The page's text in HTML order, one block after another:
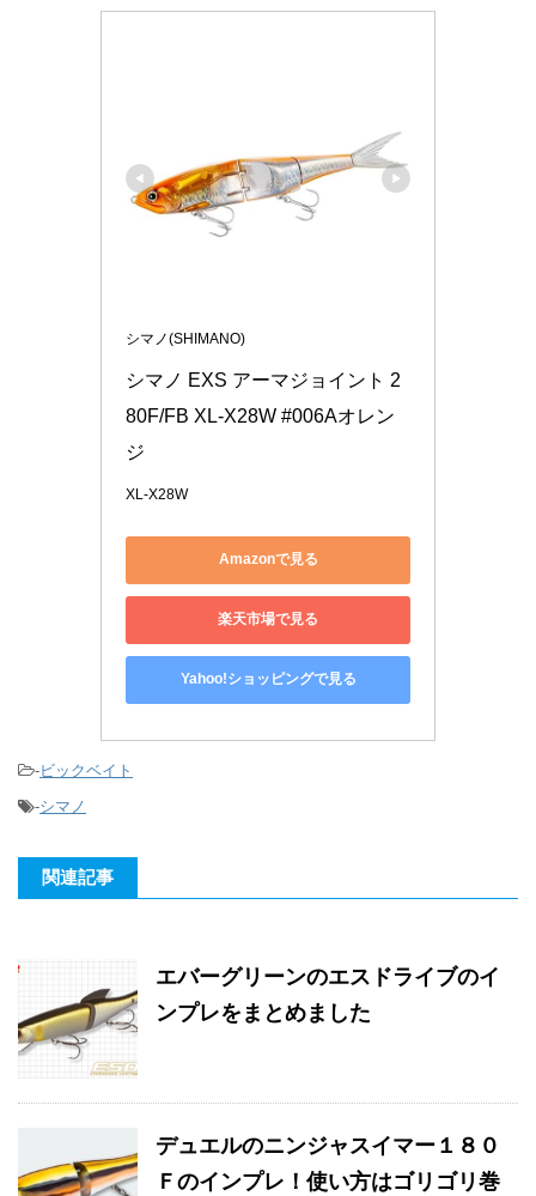
シマノ(SHIMANO)
シマノ EXS アーマジョイント 2
80F/FB XL-X28W #006Aオレン
ジ
XL-X28W
Amazonで見る
楽天市場で見る
Yahoo!ショッピングで見る
-ビックベイト
-シマノ
関連記事
エバーグリーンのエスドライブのイ
ンプレをまとめました
デュエルのニンジャスイマー１８０
Ｆのインプレ！使い方はゴリゴリ巻